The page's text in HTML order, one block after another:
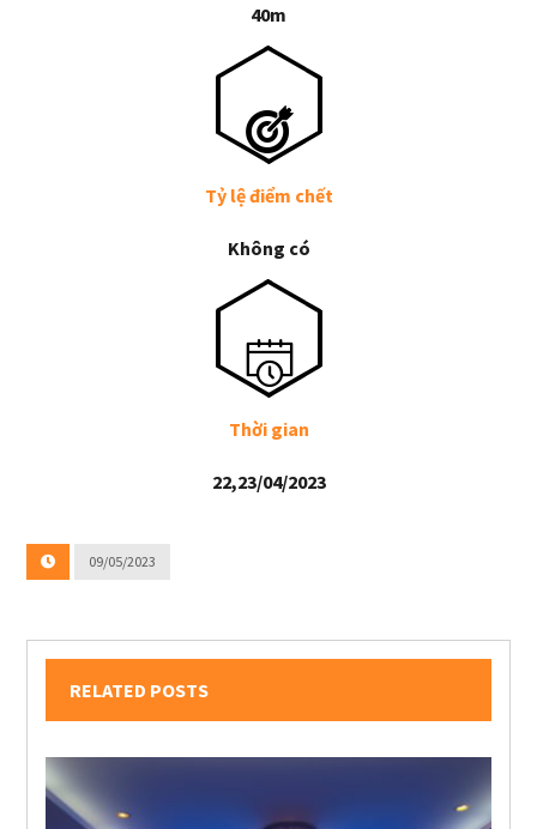
40m
Tỷ lệ điểm chết
Không có
Thời gian
22,23/04/2023
09/05/2023
RELATED POSTS